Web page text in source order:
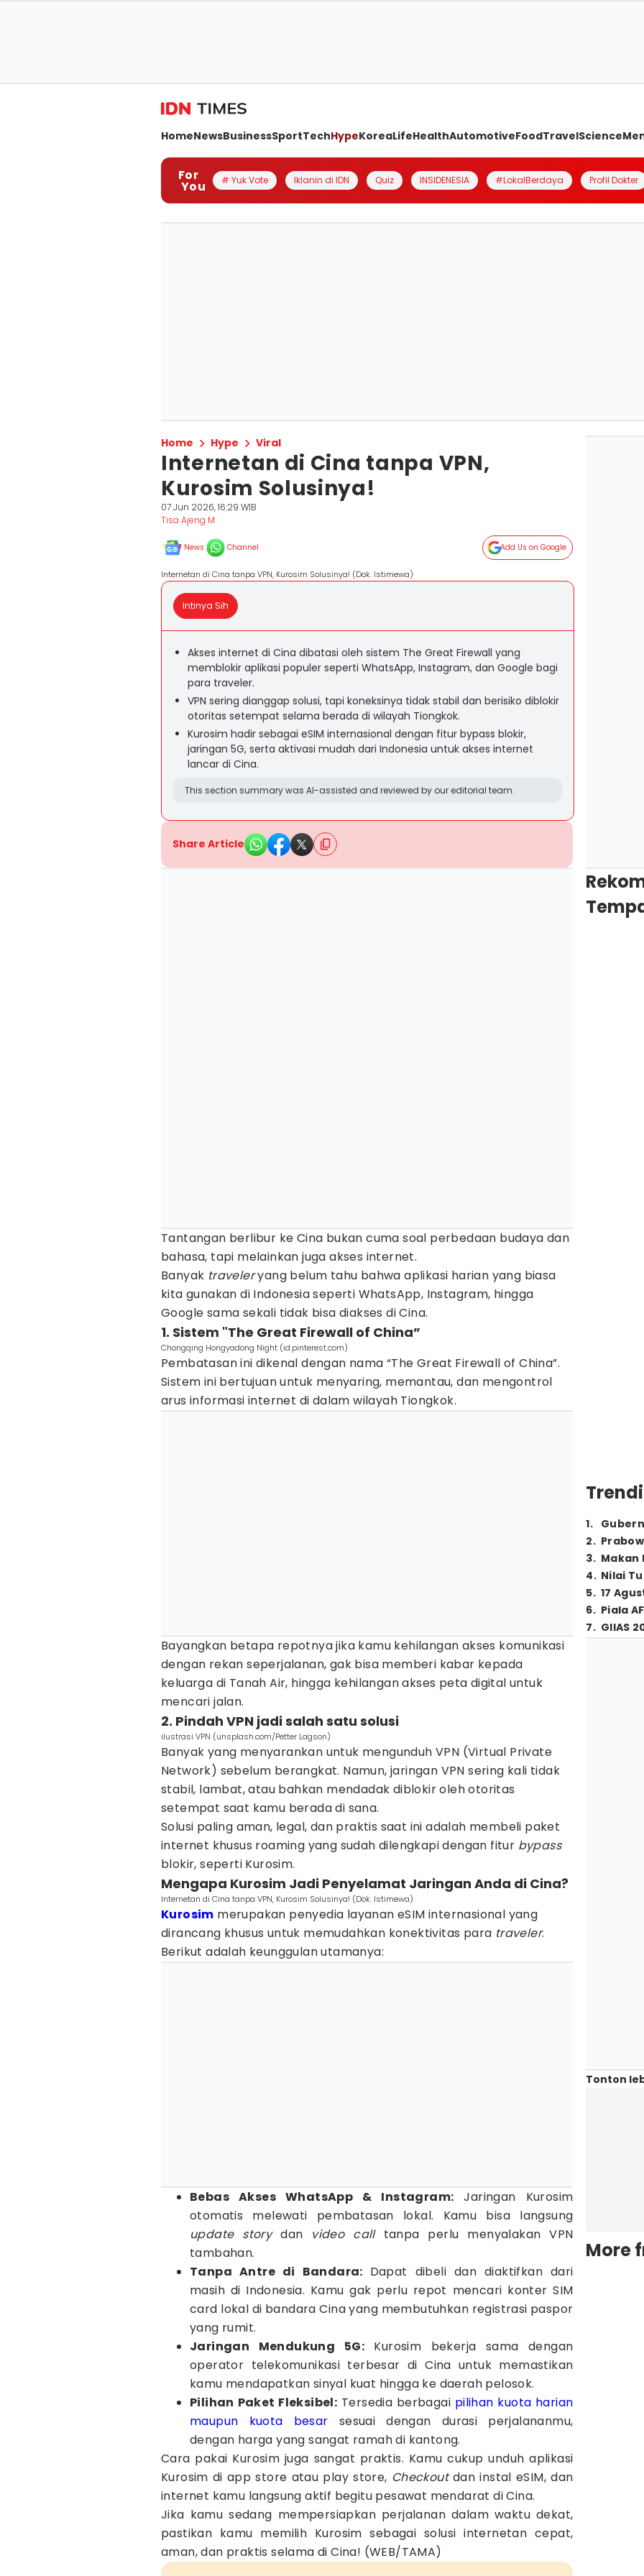
HomeNewsBusinessSportTechHypeKoreaLifeHealthAutomotiveFoodTravelScience
For
You # Yuk Vote Iklanin di IDN Quiz INSIDENESIA #LokalBerdaya Profil Dokter
Home Hype Viral
Internetan di Cina tanpa VPN,
Kurosim Solusinya!
07 Jun 2026, 16:29 WIB
Tisa Ajeng M
News Channel Add Us on Google
Internetan di Cina tanpa VPN, Kurosim Solusinya! (Dok. Istimewa)
Intinya Sih
Akses internet di Cina dibatasi oleh sistem The Great Firewall yang
memblokir aplikasi populer seperti WhatsApp, Instagram, dan Google bagi
para traveler.
VPN sering dianggap solusi, tapi koneksinya tidak stabil dan berisiko diblokir
otoritas setempat selama berada di wilayah Tiongkok.
Kurosim hadir sebagai eSIM internasional dengan fitur bypass blokir,
jaringan 5G, serta aktivasi mudah dari Indonesia untuk akses internet
lancar di Cina.
This section summary was AI-assisted and reviewed by our editorial team.
Share Article
Tantangan berlibur ke Cina bukan cuma soal perbedaan budaya dan
bahasa, tapi melainkan juga akses internet.
Banyak traveleryang belum tahu bahwa aplikasi harian yang biasa
kita gunakan di Indonesia seperti WhatsApp, Instagram, hingga
Google sama sekali tidak bisa diakses di Cina.
1. Sistem "The Great Firewall of China”
Chongqing Hongyadong Night (id.pinterest.com)
Pembatasan ini dikenal dengan nama “The Great Firewall of China”.
Sistem ini bertujuan untuk menyaring, memantau, dan mengontrol
arus informasi internet di dalam wilayah Tiongkok.
Bayangkan betapa repotnya jika kamu kehilangan akses komunikasi
dengan rekan seperjalanan, gak bisa memberi kabar kepada
keluarga di Tanah Air, hingga kehilangan akses peta digital untuk
mencari jalan.
2. Pindah VPN jadi salah satu solusi
ilustrasi VPN (unsplash.com/Petter Lagson)
Banyak yang menyarankan untuk mengunduh VPN (Virtual Private
Network) sebelum berangkat. Namun, jaringan VPN sering kali tidak
stabil, lambat, atau bahkan mendadak diblokir oleh otoritas
setempat saat kamu berada di sana.
Solusi paling aman, legal, dan praktis saat ini adalah membeli paket
internet khusus roaming yang sudah dilengkapi dengan fitur bypass
blokir, seperti Kurosim.
Mengapa Kurosim Jadi Penyelamat Jaringan Anda di Cina?
Internetan di Cina tanpa VPN, Kurosim Solusinya! (Dok. Istimewa)
Kurosim merupakan penyedia layanan eSIM internasional yang
dirancang khusus untuk memudahkan konektivitas para traveler.
Berikut adalah keunggulan utamanya:
Bebas Akses WhatsApp & Instagram: Jaringan Kurosim
otomatis melewati pembatasan lokal. Kamu bisa langsung
update storydan video calltanpa perlu menyalakan VPN
tambahan.
Tanpa Antre di Bandara: Dapat dibeli dan diaktifkan dari
masih di Indonesia. Kamu gak perlu repot mencari konter SIM
card lokal di bandara Cina yang membutuhkan registrasi paspor
yang rumit.
Jaringan Mendukung 5G:Kurosim bekerja sama dengan
operator telekomunikasi terbesar di Cina untuk memastikan
kamu mendapatkan sinyal kuat hingga ke daerah pelosok.
Pilihan Paket Fleksibel: Tersedia berbagai pilihan kuota harian
maupun kuota besar sesuai dengan durasi perjalananmu,
dengan harga yang sangat ramah di kantong.
Cara pakai Kurosim juga sangat praktis. Kamu cukup unduh aplikasi
Kurosim di app store atau play store, Checkoutdan instal eSIM, dan
internet kamu langsung aktif begitu pesawat mendarat di Cina.
Jika kamu sedang mempersiapkan perjalanan dalam waktu dekat,
pastikan kamu memilih Kurosim sebagai solusi internetan cepat,
aman, dan praktis selama di Cina! (WEB/TAMA)
1.
2.
3. Makan
4. Nilai
5. 17
6. Piala
7. GIIAS
Tonton
More